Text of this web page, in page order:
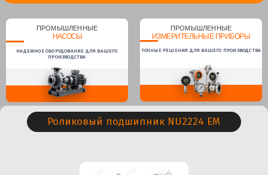
ПРОМЫШЛЕННЫЕ
НАСОСЫ
НАДЕЖНОЕ ОБОРУДОВАНИЕ ДЛЯ ВАШЕГО
ПРОИЗВОДСТВА
ПРОМЫШЛЕННЫЕ
ИЗМЕРИТЕЛЬНЫЕ ПРИБОРЫ
ТОЧНЫЕ РЕШЕНИЯ ДЛЯ ВАШЕГО ПРОИЗВОДСТВА
Роликовый подшипник NU2224 EM